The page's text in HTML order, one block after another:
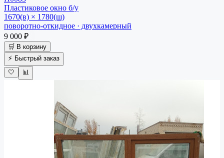
Пластиковое окно б/у
1670(в) × 1780(ш)
поворотно-откидное · двухкамерный
9 000 ₽
🛒 В корзину
⚡ Быстрый заказ
🤍
📊